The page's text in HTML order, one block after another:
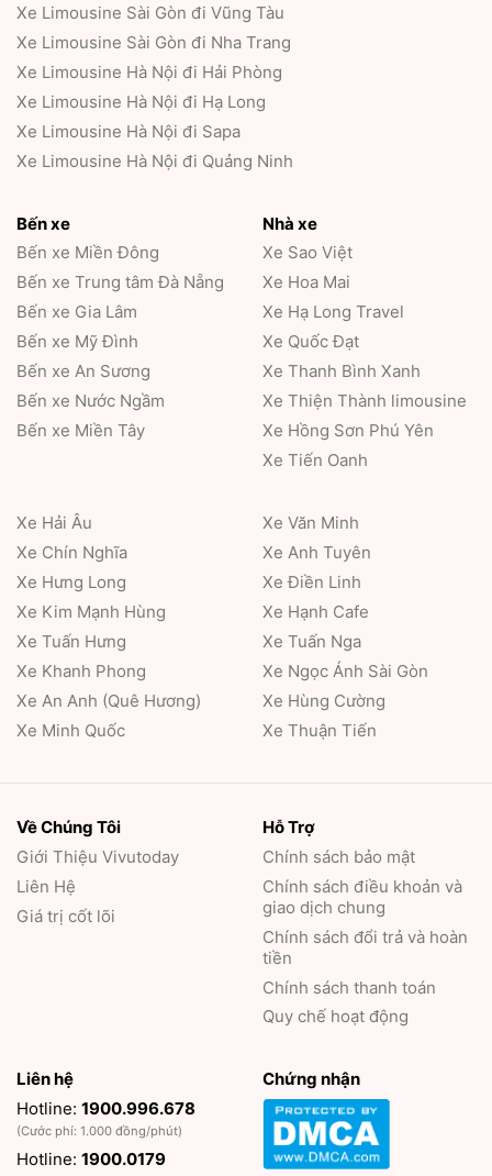
Xe Limousine Sài Gòn đi Vũng Tàu
Xe Limousine Sài Gòn đi Nha Trang
Xe Limousine Hà Nội đi Hải Phòng
Xe Limousine Hà Nội đi Hạ Long
Xe Limousine Hà Nội đi Sapa
Xe Limousine Hà Nội đi Quảng Ninh
Bến xe
Bến xe Miền Đông
Bến xe Trung tâm Đà Nẵng
Bến xe Gia Lâm
Bến xe Mỹ Đình
Bến xe An Sương
Bến xe Nước Ngầm
Bến xe Miền Tây
Nhà xe
Xe Sao Việt
Xe Hoa Mai
Xe Hạ Long Travel
Xe Quốc Đạt
Xe Thanh Bình Xanh
Xe Thiện Thành limousine
Xe Hồng Sơn Phú Yên
Xe Tiến Oanh
Xe Hải Âu
Xe Chín Nghĩa
Xe Hưng Long
Xe Kim Mạnh Hùng
Xe Tuấn Hưng
Xe Khanh Phong
Xe An Anh (Quê Hương)
Xe Minh Quốc
Xe Văn Minh
Xe Anh Tuyên
Xe Điền Linh
Xe Hạnh Cafe
Xe Tuấn Nga
Xe Ngọc Ánh Sài Gòn
Xe Hùng Cường
Xe Thuận Tiến
Về Chúng Tôi
Giới Thiệu Vivutoday
Liên Hệ
Giá trị cốt lõi
Hỗ Trợ
Chính sách bảo mật
Chính sách điều khoản và
giao dịch chung
Chính sách đổi trả và hoàn
tiền
Chính sách thanh toán
Quy chế hoạt động
Liên hệ
Hotline: 1900.996.678
(Cước phí: 1.000 đồng/phút)
Hotline: 1900.0179
Chứng nhận